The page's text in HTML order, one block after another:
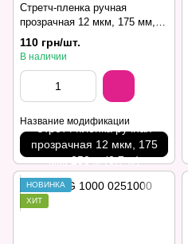
Стретч-пленка ручная
прозрачная 12 мкм, 175 мм,
250 м (0,7 кг)
110 грн/шт.
В наличии
Название модификации
Стретч-пленка ручная
прозрачная 12 мкм, 175
мм, 250 м (0,7 кг)
НОВИНКА
ХИТ